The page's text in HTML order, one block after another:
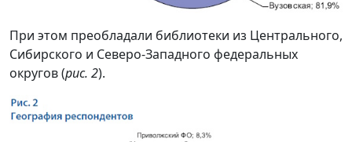
При этом преобладали библиотеки из Центрального,
Сибирского и Северо-Западного федеральных
округов (рис. 2).